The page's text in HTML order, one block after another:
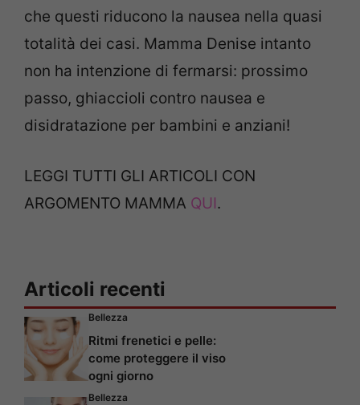
che questi riducono la nausea nella quasi
totalità dei casi. Mamma Denise intanto
non ha intenzione di fermarsi: prossimo
passo, ghiaccioli contro nausea e
disidratazione per bambini e anziani!
LEGGI TUTTI GLI ARTICOLI CON
ARGOMENTO MAMMA QUI.
Articoli recenti
Bellezza
Ritmi frenetici e pelle:
come proteggere il viso
ogni giorno
Bellezza